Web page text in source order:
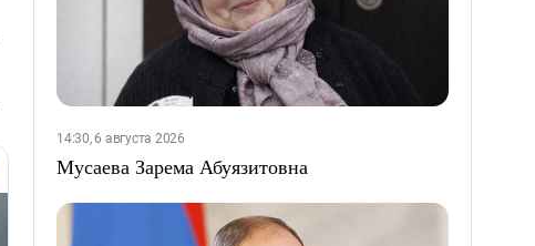
14:30, 6 августа 2026
Мусаева Зарема Абуязитовна